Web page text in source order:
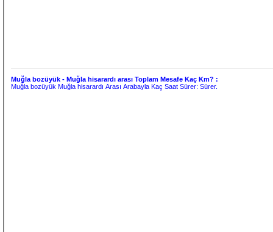
Muğla bozüyük - Muğla hisarardı arası Toplam Mesafe Kaç Km? :
Muğla bozüyük Muğla hisarardı Arası Arabayla Kaç Saat Sürer:Sürer.